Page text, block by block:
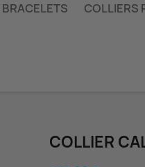
BRACELETS COLLIERS
COLLIER